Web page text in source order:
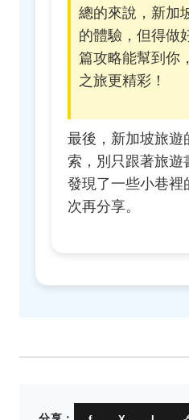
總的來說，新加
的體驗，但得做
篇攻略能幫到你
之旅更精彩！
最後，新加坡旅遊
索，別只跟著旅遊
發現了一些小巷裡
次再分享。